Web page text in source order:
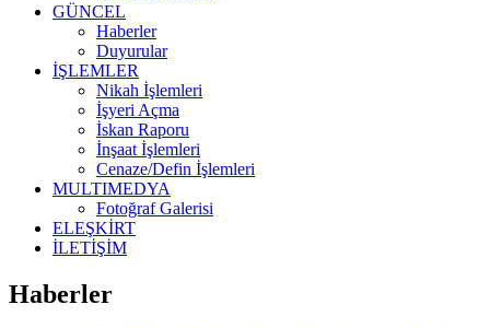
GÜNCEL
Haberler
Duyurular
İŞLEMLER
Nikah İşlemleri
İşyeri Açma
İskan Raporu
İnşaat İşlemleri
Cenaze/Defin İşlemleri
MULTIMEDYA
Fotoğraf Galerisi
ELEŞKİRT
İLETİŞİM
Haberler